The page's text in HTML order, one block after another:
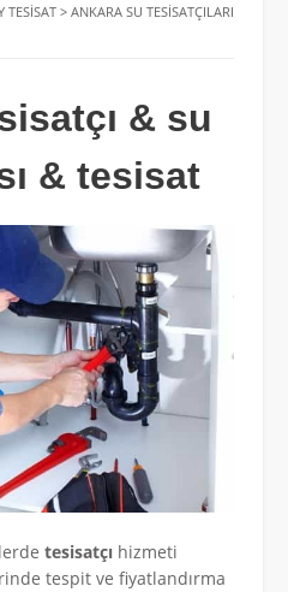
TESISAT > ANKARA SU TESISATÇILARI
& su
& tesisat
tesisatçı hizmeti
tespit ve fiyatlandırma